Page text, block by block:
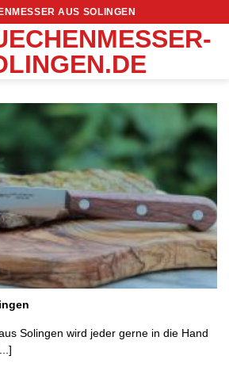
AUS SOLINGEN
Solingen wird jeder gerne in die Hand